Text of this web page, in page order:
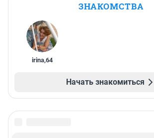
ЗНАКОМСТВА
irina,64
Начать знакомиться